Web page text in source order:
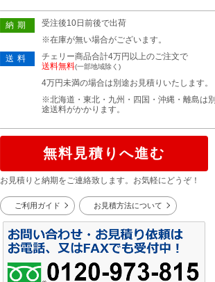
納期
受注後10日前後で出荷
※在庫が無い場合がございます。
送料
チェリー商品合計4万円以上のご注文で
送料無料(一部地域除く)
4万円未満の場合は別途お見積りいたします。
※北海道・東北・九州・四国・沖縄・離島は別
途送料がかかります。
無料見積りへ進む
お見積りと納期をご連絡致します。お気軽にどうぞ！
ご利用ガイド お見積方法について